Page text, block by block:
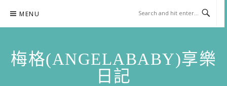
content
MENU
梅格(ANGELABABY)享樂
日記